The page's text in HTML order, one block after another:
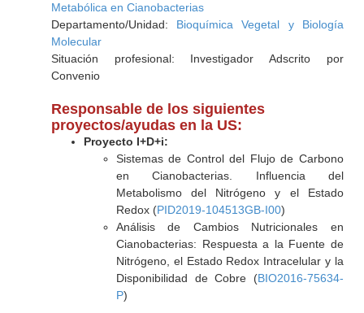
Metabólica en Cianobacterias
Departamento/Unidad: Bioquímica Vegetal y Biología
Molecular
Situación profesional: Investigador Adscrito por
Convenio
Responsable de los siguientes
proyectos/ayudas en la US:
Proyecto I+D+i:
Sistemas de Control del Flujo de Carbono
en Cianobacterias. Influencia del
Metabolismo del Nitrógeno y el Estado
Redox (PID2019-104513GB-I00)
Análisis de Cambios Nutricionales en
Cianobacterias: Respuesta a la Fuente de
Nitrógeno, el Estado Redox Intracelular y la
Disponibilidad de Cobre (BIO2016-75634-
P)